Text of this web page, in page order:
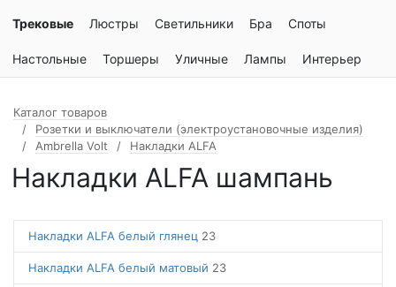
Трековые Люстры Светильники Бра Споты
Настольные Торшеры Уличные Лампы Интерьер
Каталог товаров
Розетки и выключатели (электроустановочные изделия)
Ambrella Volt
Накладки ALFA
Накладки ALFA шампань
Накладки ALFA белый глянец 23
Накладки ALFA белый матовый 23